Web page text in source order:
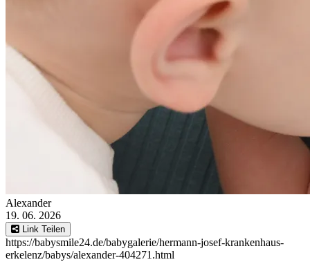
Alexander
19. 06. 2026
Link Teilen
https://babysmile24.de/babygalerie/hermann-josef-krankenhaus-
erkelenz/babys/alexander-404271.html